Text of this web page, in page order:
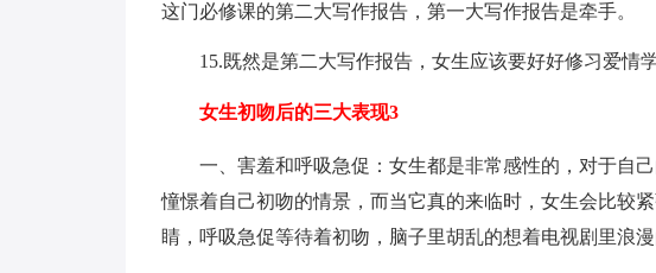
这门必修课的第二大写作报告，第一大写作报告是牵手。
15.既然是第二大写作报告，女生应该要好好修习爱情
女生初吻后的三大表现3
一、害羞和呼吸急促：女生都是非常感性的，对于自
憧憬着自己初吻的情景，而当它真的来临时，女生会比较
睛，呼吸急促等待着初吻，脑子里胡乱的想着电视剧里浪漫